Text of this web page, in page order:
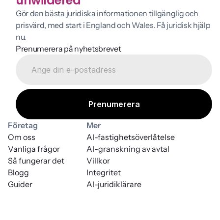
Gör den bästa juridiska informationen tillgänglig och
prisvärd, med start i England och Wales. Få juridisk hjälp
nu.
Prenumerera på nyhetsbrevet
Företag
Om oss
Vanliga frågor
Så fungerar det
Blogg
Guider
Mer
Villkor
AI-granskning av avtal
AI-juridiklärare
Integritet
AI-fastighetsöverlåtelse